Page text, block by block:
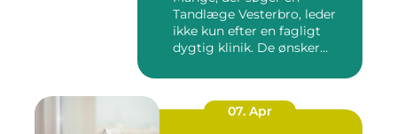
Tandlæge Vesterbro, leder
ikke kun efter en fagligt
dygtig klinik. De ønsker
07. Apr